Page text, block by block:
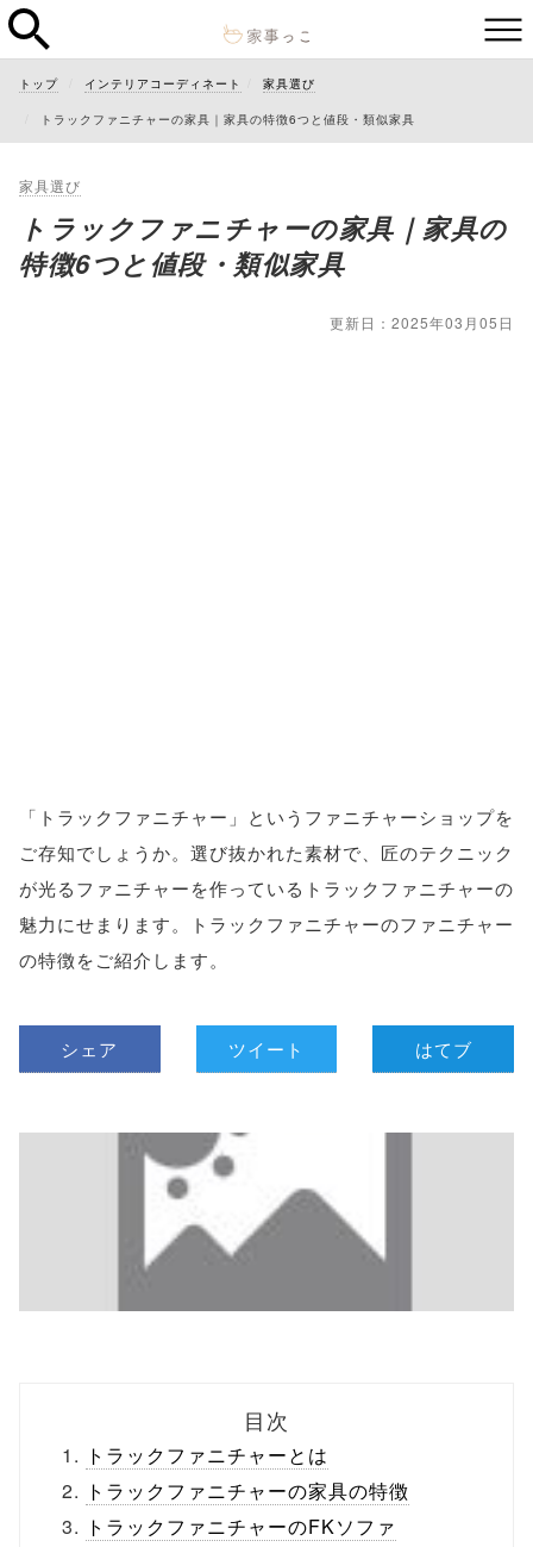
トップ インテリアコーディネート 家具選び
トラックファニチャーの家具｜家具の特徴6つと値段・類似家具
家具選び
トラックファニチャーの家具｜家具の
特徴6つと値段・類似家具
更新日：2025年03月05日
「トラックファニチャー」というファニチャーショップを
ご存知でしょうか。選び抜かれた素材で、匠のテクニック
が光るファニチャーを作っているトラックファニチャーの
魅力にせまります。トラックファニチャーのファニチャー
の特徴をご紹介します。
シェア ツイート はてブ
目次
トラックファニチャーとは
トラックファニチャーの家具の特徴
トラックファニチャーのFKソファ